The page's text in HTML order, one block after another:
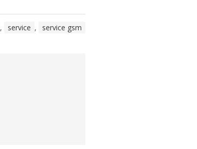
, service , service gsm